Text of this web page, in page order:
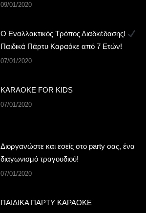
09/01/2020
Ο Εναλλακτικός Τρόπος Διαδκέδασης!
Παιδικά Πάρτυ Καραόκε από 7 Ετών!
07/01/2020
KARAOKE FOR KIDS
07/01/2020
Διοργανώστε και εσείς στο party σας, ένα
διαγωνισμό τραγουδιού!
07/01/2020
ΠΑΙΔΙΚΑ ΠΑΡΤΥ ΚΑΡΑΟΚΕ